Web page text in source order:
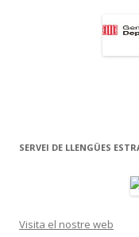
SERVEI DE LLENGÜES
Visita el nostre web